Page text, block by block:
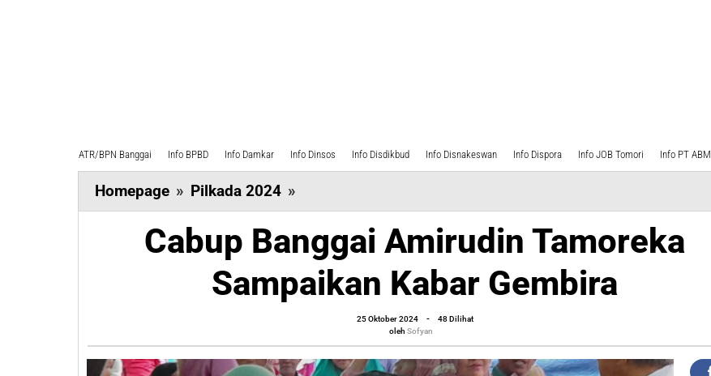
ATR/BPN Banggai Info BPBD Info Damkar Info Dinsos Info Disdikbud Info Disnakeswan Info Dispora Info JOB Tomori Info PT ABM
Homepage » Pilkada 2024 »
Banggai
Amirudin
Tamoreka
Sampaikan
Cabup Banggai Amirudin Tamoreka
Sampaikan Kabar Gembira
25 Oktober 2024
oleh
Sofyan
-
48 Dilihat
oleh Sofyan